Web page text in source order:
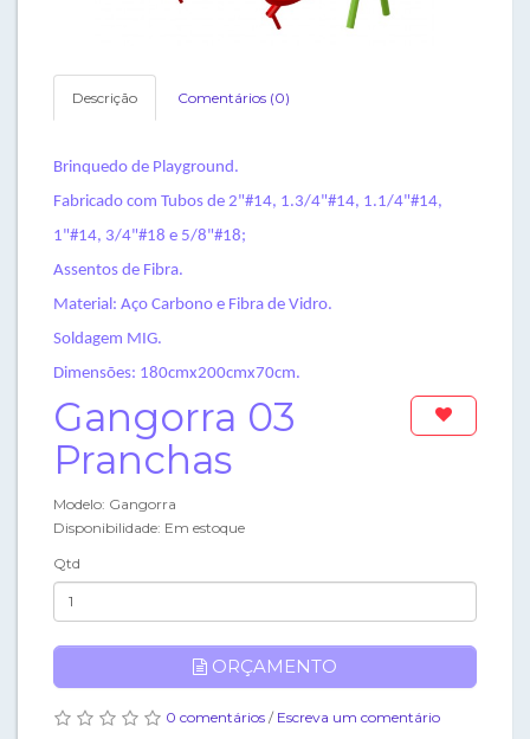
Descrição Comentários (0)
Brinquedo de Playground.
Fabricado com Tubos de 2"#14, 1.3/4"#14, 1.1/4"#14,
1"#14, 3/4"#18 e 5/8"#18;
Assentos de Fibra.
Material: Aço Carbono e Fibra de Vidro.
Soldagem MIG.
Dimensões: 180cmx200cmx70cm.
Gangorra 03
Pranchas
Modelo: Gangorra
Disponibilidade: Em estoque
Qtd
ORÇAMENTO
0 comentários / Escreva um comentário